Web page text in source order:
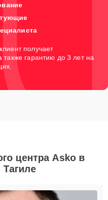
получает
также гарантию до 3 лет на
центра Asko в